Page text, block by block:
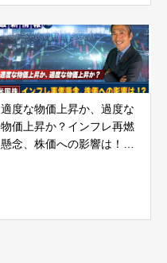
適度な物価上昇か、過度な
物価上昇か？インフレ再燃
懸念、株価への影響は！？ |